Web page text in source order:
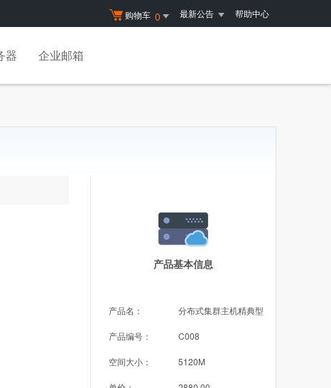
购物车 0 最新公告 帮助中心
器 企业邮箱
产品基本信息
产品名： 分布式集群主机精典型
产品编号： C008
空间大小： 5120M